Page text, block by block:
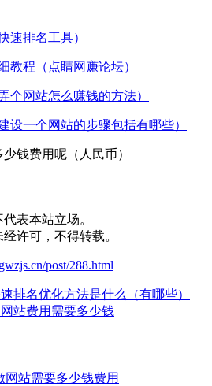
速排名工具）
教程（点睛网赚论坛）
个网站怎么赚钱的方法）
设一个网站的步骤包括有哪些）
钱费用呢（人民币）
表本站立场。
许可，不得转载。
post/288.html
排名优化方法是什么（有哪些）
站费用需要多少钱
网站需要多少钱费用